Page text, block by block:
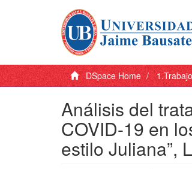
DSpace Home
Análisis del
COVID-19 en
estilo Juliana”,